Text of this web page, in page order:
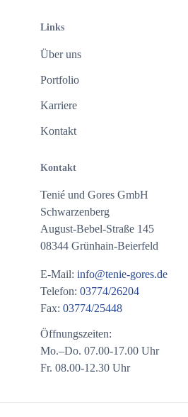
Links
Über uns
Portfolio
Karriere
Kontakt
Kontakt
Tenié und Gores GmbH
Schwarzenberg
August-Bebel-Straße 145
08344 Grünhain-Beierfeld
E-Mail: info@tenie-gores.de
Telefon: 03774/26204
Fax: 03774/25448
Öffnungszeiten:
Mo.–Do. 07.00-17.00 Uhr
Fr. 08.00-12.30 Uhr